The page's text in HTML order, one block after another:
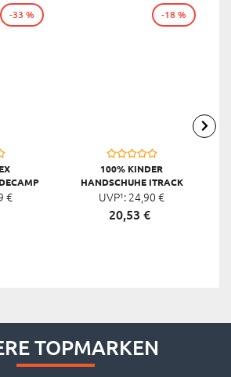
€
-33 %
100% KINDER
HANDSCHUHE ITRACK
UVP¹: 24,90 €
20,53 €
-18 %
TOPMARKEN